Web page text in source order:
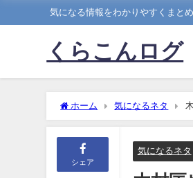
気になる情報をわかりやすくまとめ
くらこんログ
ホーム 気になるネタ
シェア
気になるネタ